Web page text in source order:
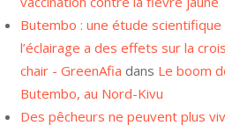
Butembo : une étude scientifique
l’éclairage a des effets sur la
chair - GreenAfiadans Le boom
Butembo, au Nord-Kivu
Des pêcheurs ne peuvent plus
lac Edouard en RDC - GreenAfia